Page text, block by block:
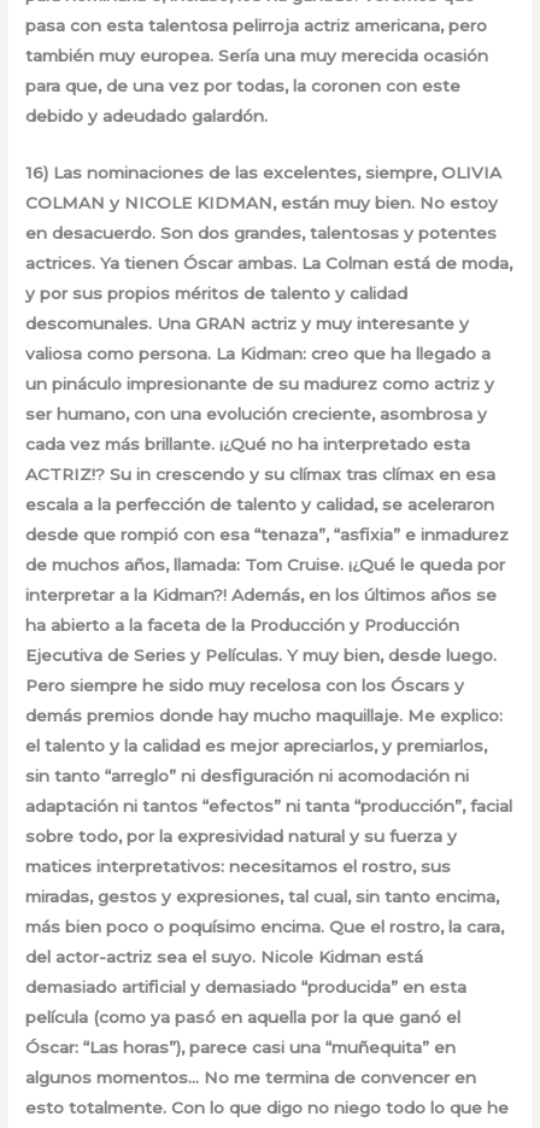
pasa con esta talentosa pelirroja actriz americana, pero
también muy europea. Sería una muy merecida ocasión
para que, de una vez por todas, la coronen con este
debido y adeudado galardón.
16) Las nominaciones de las excelentes, siempre, OLIVIA
COLMAN y NICOLE KIDMAN, están muy bien. No estoy
en desacuerdo. Son dos grandes, talentosas y potentes
actrices. Ya tienen Óscar ambas. La Colman está de moda,
y por sus propios méritos de talento y calidad
descomunales. Una GRAN actriz y muy interesante y
valiosa como persona. La Kidman: creo que ha llegado a
un pináculo impresionante de su madurez como actriz y
ser humano, con una evolución creciente, asombrosa y
cada vez más brillante. ¡¿Qué no ha interpretado esta
ACTRIZ!? Su in crescendo y su clímax tras clímax en esa
escala a la perfección de talento y calidad, se aceleraron
desde que rompió con esa “tenaza”, “asfixia” e inmadurez
de muchos años, llamada: Tom Cruise. ¡¿Qué le queda por
interpretar a la Kidman?! Además, en los últimos años se
ha abierto a la faceta de la Producción y Producción
Ejecutiva de Series y Películas. Y muy bien, desde luego.
Pero siempre he sido muy recelosa con los Óscars y
demás premios donde hay mucho maquillaje. Me explico:
el talento y la calidad es mejor apreciarlos, y premiarlos,
sin tanto “arreglo” ni desfiguración ni acomodación ni
adaptación ni tantos “efectos” ni tanta “producción”, facial
sobre todo, por la expresividad natural y su fuerza y
matices interpretativos: necesitamos el rostro, sus
miradas, gestos y expresiones, tal cual, sin tanto encima,
más bien poco o poquísimo encima. Que el rostro, la cara,
del actor-actriz sea el suyo. Nicole Kidman está
demasiado artificial y demasiado “producida” en esta
película (como ya pasó en aquella por la que ganó el
Óscar: “Las horas”), parece casi una “muñequita” en
algunos momentos… No me termina de convencer en
esto totalmente. Con lo que digo no niego todo lo que he